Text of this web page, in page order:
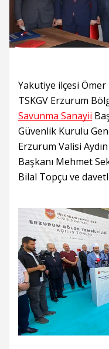
Yakutiye ilçesi
TSKGV Erzurum
Savunma Sanayii
Güvenlik Kurulu
Erzurum Valisi
Başkanı Mehmet
Bilal Topçu ve